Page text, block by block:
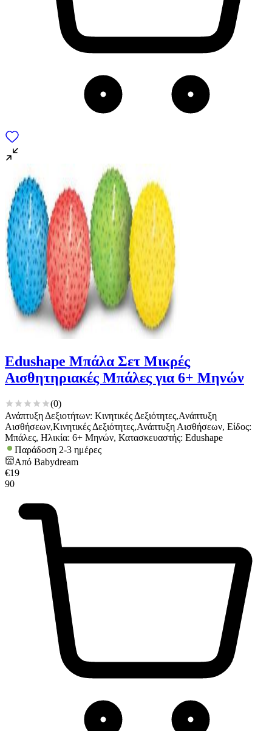
Edushape Μπάλα Σετ Μικρές
Αισθητηριακές Μπάλες για 6+ Μηνών
(0)
Ανάπτυξη Δεξιοτήτων: Κινητικές Δεξιότητες,Ανάπτυξη
Αισθήσεων,Κινητικές Δεξιότητες,Ανάπτυξη Αισθήσεων, Είδος:
Μπάλες, Ηλικία: 6+ Μηνών, Κατασκευαστής: Edushape
Παράδοση 2-3 ημέρες
Από Babydream
€19
90